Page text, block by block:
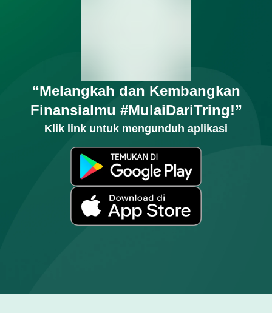
“Melangkah dan Kembangkan
Finansialmu #MulaiDariTring!”
Klik link untuk mengunduh aplikasi